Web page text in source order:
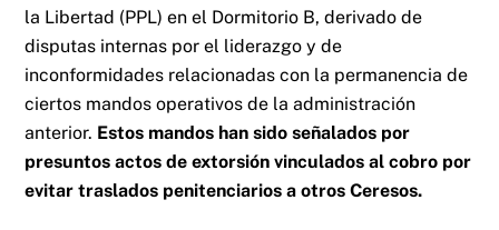
la Libertad (PPL) en el Dormitorio B, derivado de
disputas internas por el liderazgo y de
inconformidades relacionadas con la permanencia de
ciertos mandos operativos de la administración
anterior. Estos mandos han sido señalados por
presuntos actos de extorsión vinculados al cobro por
evitar traslados penitenciarios a otros Ceresos.